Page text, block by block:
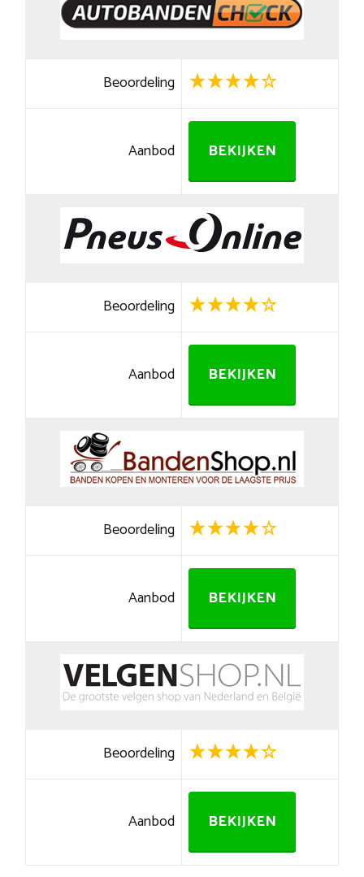
Beoordeling
Aanbod BEKIJKEN
Beoordeling
Aanbod BEKIJKEN
Beoordeling
Aanbod BEKIJKEN
Beoordeling
Aanbod BEKIJKEN